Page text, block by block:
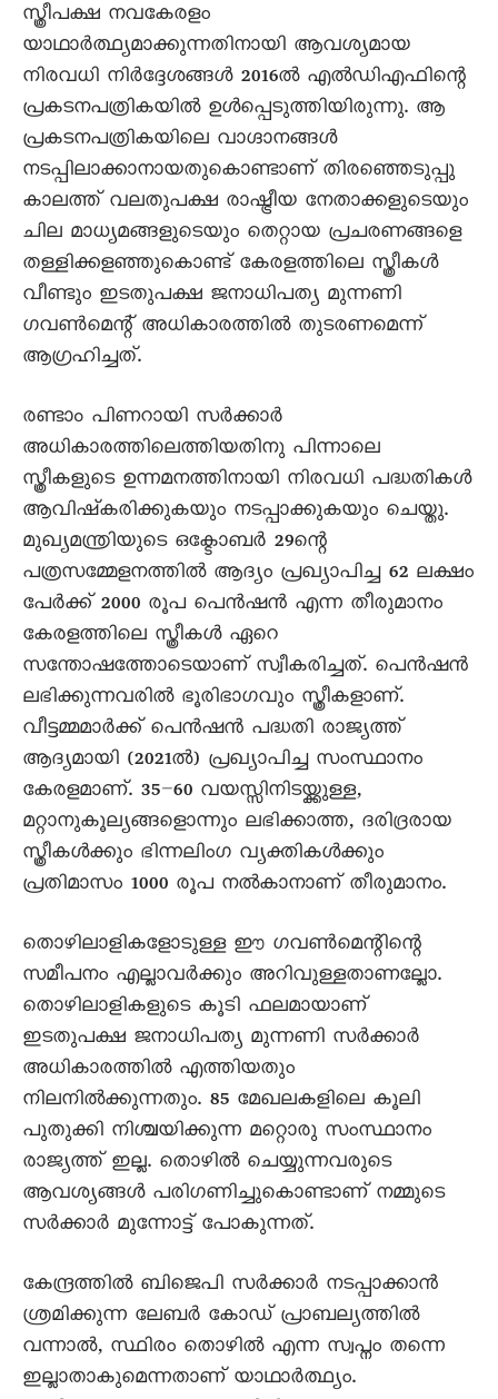
സ്ത്രീപക്ഷ നവകേരളം
യാഥാർത്ഥ്യമാക്കുന്നതിനായി ആവശ്യമായ
നിരവധി നിർദ്ദേശങ്ങൾ 2016ൽ എൽഡിഎഫിന്റെ
പ്രകടനപത്രികയിൽ ഉൾപ്പെടുത്തിയിരുന്നു. ആ
പ്രകടനപത്രികയിലെ വാഗ്ദാനങ്ങൾ
നടപ്പിലാക്കാനായതുകൊണ്ടാണ് തിരഞ്ഞെടുപ്പു
കാലത്ത് വലതുപക്ഷ രാഷ്ട്രീയ നേതാക്കളുടെയും
ചില മാധ്യമങ്ങളുടെയും തെറ്റായ പ്രചരണങ്ങളെ
തള്ളിക്കളഞ്ഞുകൊണ്ട് കേരളത്തിലെ സ്ത്രീകൾ
വീണ്ടും ഇടതുപക്ഷ ജനാധിപത്യ മുന്നണി
ഗവൺമെന്റ് അധികാരത്തിൽ തുടരണമെന്ന്
ആഗ്രഹിച്ചത്.
രണ്ടാം പിണറായി സർക്കാർ
അധികാരത്തിലെത്തിയതിനു പിന്നാലെ
സ്ത്രീകളുടെ ഉന്നമനത്തിനായി നിരവധി പദ്ധതികൾ
ആവിഷ്കരിക്കുകയും നടപ്പാക്കുകയും ചെയ്തു.
മുഖ്യമന്ത്രിയുടെ ഒക്ടോബർ 29ന്റെ
പത്രസമ്മേളനത്തിൽ ആദ്യം പ്രഖ്യാപിച്ച 62 ലക്ഷം
പേർക്ക് 2000 രൂപ പെൻഷൻ എന്ന തീരുമാനം
കേരളത്തിലെ സ്ത്രീകൾ ഏറെ
സന്തോഷത്തോടെയാണ് സ്വീകരിച്ചത്. പെൻഷൻ
ലഭിക്കുന്നവരിൽ ഭൂരിഭാഗവും സ്ത്രീകളാണ്.
വീട്ടമ്മമാർക്ക് പെൻഷൻ പദ്ധതി രാജ്യത്ത‍്
ആദ്യമായി (2021ൽ) പ്രഖ്യാപിച്ച സംസ്ഥാനം
കേരളമാണ്. 35–60 വയസ്സിനിടയ്ക്കുള്ള,
മറ്റാനുകൂല്യങ്ങളൊന്നും ലഭിക്കാത്ത, ദരിദ്രരായ
സ്ത്രീകൾക്കും ഭിന്നലിംഗ വ്യക്തികൾക്കും
പ്രതിമാസം 1000 രൂപ നൽകാനാണ് തീരുമാനം.
തൊഴിലാളികളോടുള്ള ഈ ഗവൺമെന്റിന്റെ
സമീപനം എല്ലാവർക്കും അറിവുള്ളതാണല്ലോ.
തൊഴിലാളികളുടെ കൂടി ഫലമായാണ്
ഇടതുപക്ഷ ജനാധിപത്യ മുന്നണി സർക്കാർ
അധികാരത്തിൽ എത്തിയതും
നിലനിൽക്കുന്നതും. 85 മേഖലകളിലെ കൂലി
പുതുക്കി നിശ്ചയിക്കുന്ന മറ്റൊരു സംസ്ഥാനം
രാജ്യത്ത് ഇല്ല. തൊഴിൽ ചെയ്യുന്നവരുടെ
ആവശ്യങ്ങൾ പരിഗണിച്ചുകൊണ്ടാണ് നമ്മുടെ
സർക്കാർ മുന്നോട്ട് പോകുന്നത്.
കേന്ദ്രത്തിൽ ബിജെപി സർക്കാർ നടപ്പാക്കാൻ
ശ്രമിക്കുന്ന ലേബർ കോഡ് പ്രാബല്യത്തിൽ
വന്നാൽ, സ്ഥിരം തൊഴിൽ എന്ന സ്വപ്നം തന്നെ
ഇല്ലാതാകുമെന്നതാണ് യാഥാർത്ഥ്യം.